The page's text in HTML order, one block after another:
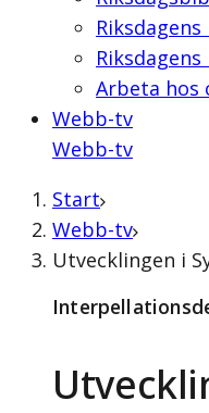
Arbeta hos
Webb-tv
Webb-tv
Start
Webb-tv
Utvecklingen i